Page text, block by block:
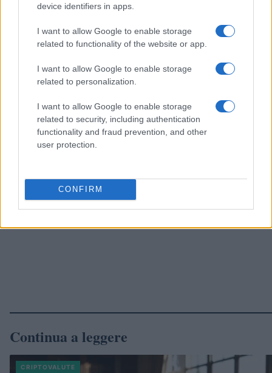
device identifiers in apps.
I want to allow Google to enable storage
related to functionality of the website or app.
I want to allow Google to enable storage
related to personalization.
I want to allow Google to enable storage
related to security, including authentication
functionality and fraud prevention, and other
user protection.
CONFIRM
AUTORE
Continua a leggere
CRIPTOVALUTE